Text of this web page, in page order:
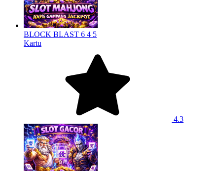
BLOCK BLAST 6 4 5
Kartu
4.3